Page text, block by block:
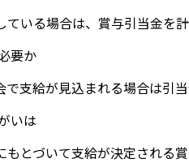
ている場合は、賞与引当金を
要か
支給が見込まれる場合は引
いは
とづいて支給が決定される